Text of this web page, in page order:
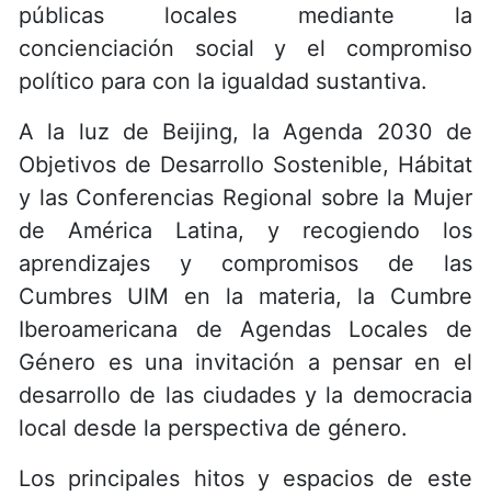
públicas locales mediante la
concienciación social y el compromiso
político para con la igualdad sustantiva.
A la luz de Beijing, la Agenda 2030 de
Objetivos de Desarrollo Sostenible, Hábitat
y las Conferencias Regional sobre la Mujer
de América Latina, y recogiendo los
aprendizajes y compromisos de las
Cumbres UIM en la materia, la Cumbre
Iberoamericana de Agendas Locales de
Género es una invitación a pensar en el
desarrollo de las ciudades y la democracia
local desde la perspectiva de género.
Los principales hitos y espacios de este